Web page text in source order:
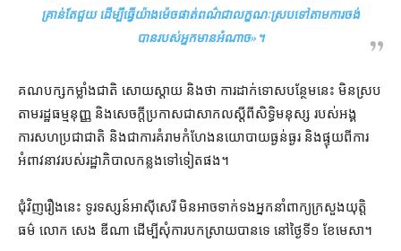
គ្រាន់តែ​ជួយ ដើម្បី​ធ្វើ​យ៉ាងម៉េច​ផាត់​ពណ៌​ជា​លក្ខណៈ​ស្រប​ទៅ​តាម​ការ​ចង់​
បាន​របស់​អ្នក​មាន​អំណាច»។
គណបក្ស​កម្លាំង​ជាតិ សោយ​ស្ដាយ និង​ថា ការ​ដាក់ទោស​បន្ថែម​នេះ មិន​ស្រប​
តាម​រដ្ឋធម្មនុញ្ញ និង​សេចក្ដី​ប្រកាស​ជា​សាកល​ស្ដីពី​សិទ្ធិមនុស្ស របស់​អង្គ
ការសហប្រជាជាតិ និង​ជា​ការ​គំរាមកំហែង​នយោបាយ​ធ្ងន់ធ្ងរ និង​ផ្ទុយ​ពី​ការ​
អំពាវនាវ​របស់​រដ្ឋាភិបាល​កន្លង​ទៅ​ទៀត​ផង។
ជុំវិញ​រឿង​នេះ ទូរទស្សន៍​អាស៊ីសេរី មិន​អាច​ទាក់ទង​អ្នកនាំពាក្យ​ក្រសួង​យុត្តិ
ធម៌ លោក សេង ឌីណា ដើម្បី​សុំ​ការ​បកស្រាយ​បាន​ទេ នៅ​ថ្ងៃទី១ ខែ​មេសា។